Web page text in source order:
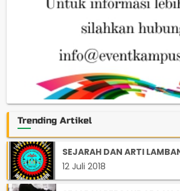
Trending Artikel
SEJARAH DAN ARTI
12 Juli 2018